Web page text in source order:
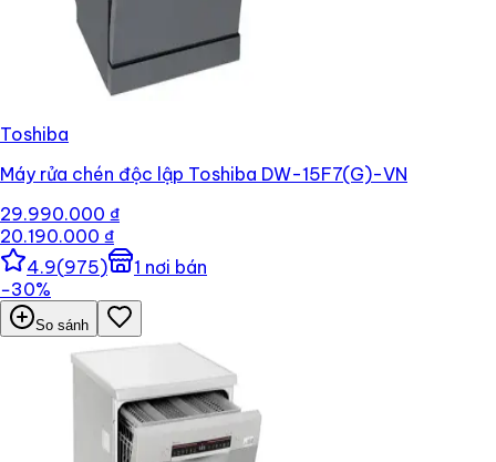
Toshiba
Máy rửa chén độc lập Toshiba DW-15F7(G)-VN
29.990.000 ₫
20.190.000 ₫
4.9(975) 1 nơi bán
−30%
So sánh